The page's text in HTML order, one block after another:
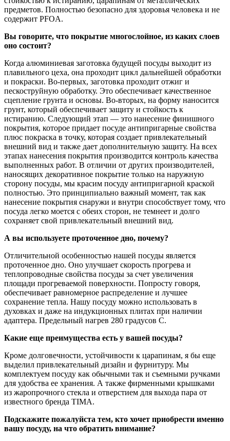
предметов. Полностью безопасно для здоровья человека и не
содержит PFOA.
Вы говорите, что покрытие многослойное, из каких слоев
оно состоит?
Когда алюминиевая заготовка будущей посуды выходит из
плавильного цеха, она проходит цикл дальнейшей обработки
и покраски. Во-первых, заготовка проходит отжиг и
пескоструйную обработку. Это обеспечивает качественное
сцепление грунта и основы. Во-вторых, на форму наносится
грунт, который обеспечивает защиту и стойкость к
истиранию. Следующий этап — это нанесение финишного
покрытия, которое придает посуде антипригарные свойства
плюс покраска в точку, которая создает привлекательный
внешний вид и также дает дополнительную защиту. На всех
этапах нанесения покрытия производится контроль качества
выполненных работ. В отличии от других производителей,
наносящих декоративное покрытие только на наружную
сторону посуды, мы красим посуду антипригарной краской
полностью. Это принципиально важный момент, так как
нанесение покрытия снаружи и внутри способствует тому, что
посуда легко моется с обеих сторон, не темнеет и долго
сохраняет свой привлекательный внешний вид.
А вы используете проточенное дно, почему?
Отличительной особенностью нашей посуды является
проточенное дно. Оно улучшает скорость прогрева и
теплопроводные свойства посуды за счет увеличения
площади прогреваемой поверхности. Попросту говоря,
обеспечивает равномерное распределение и лучшее
сохранение тепла. Нашу посуду можно использовать в
духовках и даже на индукционных плитах при наличии
адаптера. Предельный нагрев 280 градусов С.
Какие еще преимущества есть у вашей посуды?
Кроме долговечности, устойчивости к царапинам, я бы еще
выделил привлекательный дизайн и фурнитуру. Мы
комплектуем посуду как обычными так и съемными ручками
для удобства ее хранения. А также фирменными крышками
из жаропрочного стекла и отверстием для выхода пара от
известного бренда TIMA.
Подскажите пожалуйста тем, кто хочет приобрести именно
вашу посуду, на что обратить внимание?